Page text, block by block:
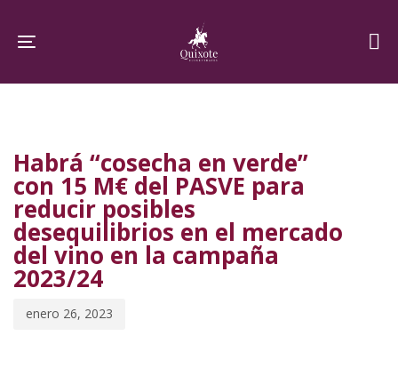
links
content
Toggle navigation
Habrá “cosecha en verde”
con 15 M€ del PASVE para
reducir posibles
desequilibrios en el mercado
del vino en la campaña
2023/24
enero 26, 2023